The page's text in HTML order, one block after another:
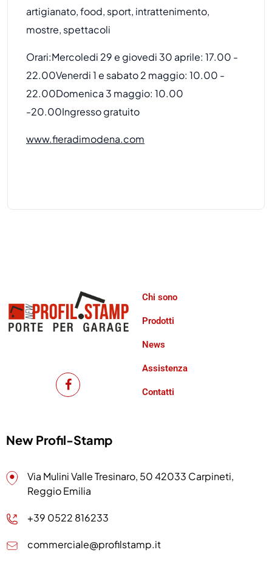
artigianato, food, sport, intrattenimento,
mostre, spettacoli
Orari:Mercoledi 29 e giovedi 30 aprile: 17.00 -
22.00Venerdi 1 e sabato 2 maggio: 10.00 -
22.00Domenica 3 maggio: 10.00
-20.00Ingresso gratuito
www.fieradimodena.com
Chi sono
Prodotti
News
Assistenza
Contatti
New Profil-Stamp
Via Mulini Valle Tresinaro, 50 42033 Carpineti,
Reggio Emilia
+39 0522 816233
commerciale@profilstamp.it